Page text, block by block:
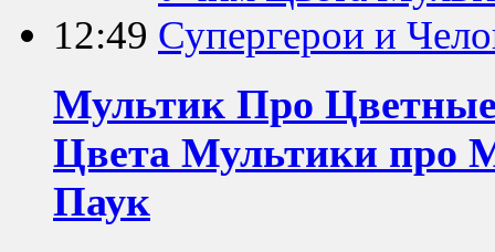
12:49
Мультик Про
Цвета Мультики про
Паук